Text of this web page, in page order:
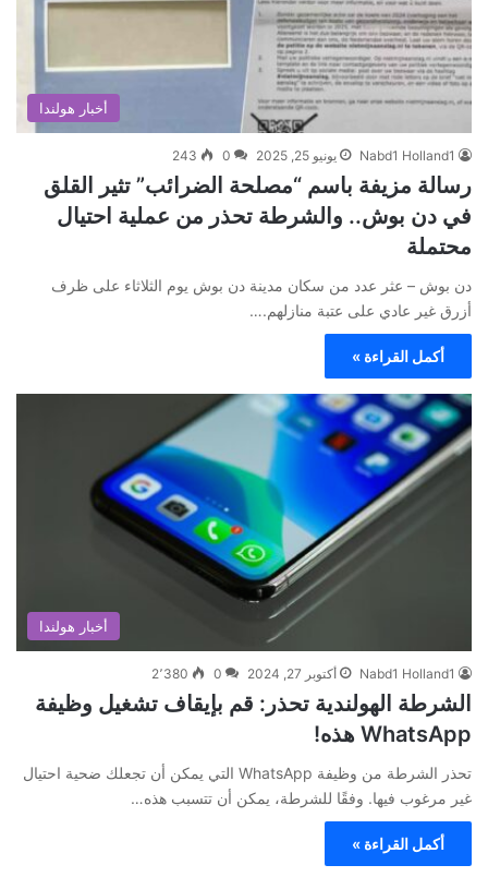
أخبار هولندا
Nabd1 Holland1 يونيو 25, 2025 0
243
رسالة مزيفة باسم “مصلحة الضرائب” تثير القلق
في دن بوش.. والشرطة تحذر من عملية احتيال
محتملة
دن بوش – عثر عدد من سكان مدينة دن بوش يوم الثلاثاء على ظرف
أزرق غير عادي على عتبة منازلهم.…
أكمل القراءة »
أخبار هولندا
Nabd1 Holland1 أكتوبر 27, 2024 0 2٬380
الشرطة الهولندية تحذر: قم بإيقاف تشغيل وظيفة
WhatsApp هذه!
تحذر الشرطة من وظيفة WhatsApp التي يمكن أن تجعلك ضحية احتيال
غير مرغوب فيها. وفقًا للشرطة، يمكن أن تتسبب هذه…
أكمل القراءة »